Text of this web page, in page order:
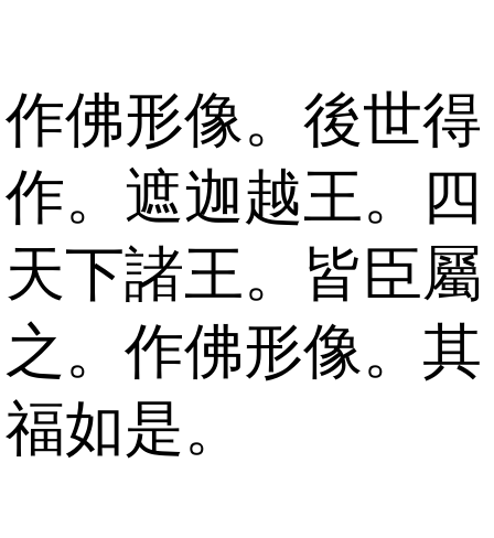
作佛形像。後世得
作。遮迦越王。四
天下諸王。皆臣屬
之。作佛形像。其
福如是。